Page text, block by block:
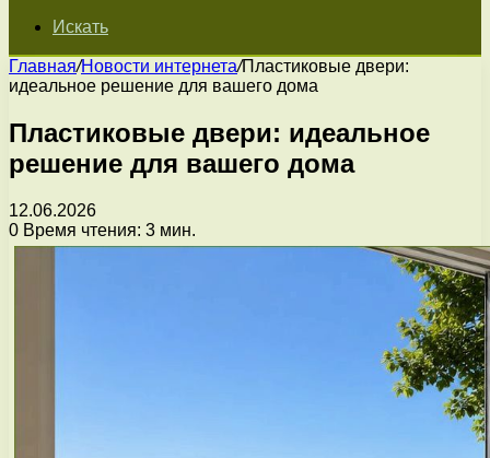
Искать
Главная/Новости интернета/Пластиковые двери:
идеальное решение для вашего дома
Пластиковые двери: идеальное
решение для вашего дома
12.06.2026
0 Время чтения: 3 мин.